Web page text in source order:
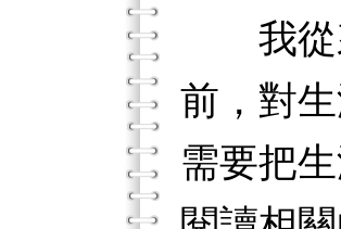
我從來
前，對
需要把